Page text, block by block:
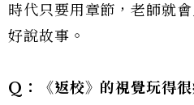
時代只要用章節，老師就
好說故事。
Q：《返校》的視覺玩得很